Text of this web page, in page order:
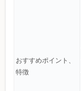
おすすめポイント、
特徴